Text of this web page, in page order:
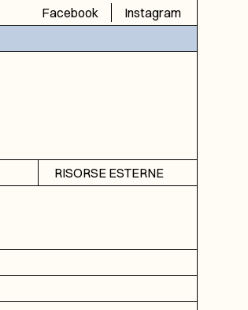
Facebook
Instagram
RISORSE ESTERNE
DGA
ICAR